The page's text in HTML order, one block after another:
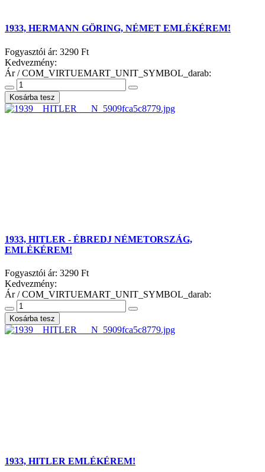
1933, HERMANN GÖRING, NÉMET EMLÉKÉREM!
Fogyasztói ár: 3290 Ft
Kedvezmény:
Ár / COM_VIRTUEMART_UNIT_SYMBOL_darab:
1933, HITLER - ÉBREDJ NÉMETORSZÁG,
EMLÉKÉREM!
Fogyasztói ár: 3290 Ft
Kedvezmény:
Ár / COM_VIRTUEMART_UNIT_SYMBOL_darab:
1933, HITLER EMLÉKÉREM!